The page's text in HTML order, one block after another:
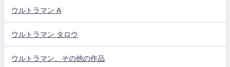
ウルトラマン A
ウルトラマン タロウ
ウルトラマン、その他の作品